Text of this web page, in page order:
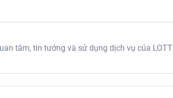
tâm, tin tưởng và sử dụng dịch vụ của